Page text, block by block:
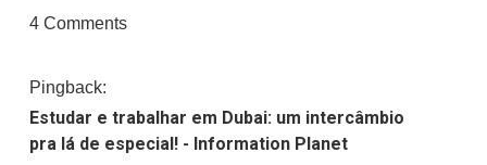
4 Comments
Pingback:
Estudar e trabalhar em Dubai: um intercâmbio
pra lá de especial! - Information Planet